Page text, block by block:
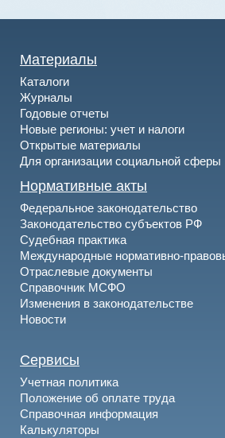
Материалы
Каталоги
Журналы
Годовые отчеты
Новые регионы: учет и налоги
Открытые материалы
Для организации социальной сферы
Нормативные акты
Федеральное законодательство
Законодательство субъектов РФ
Судебная практика
Международные нормативно-
Отраслевые документы
Справочник МСФО
Изменения в законодательстве
Новости
Сервисы
Учетная политика
Положение об оплате труда
Справочная информация
Калькуляторы